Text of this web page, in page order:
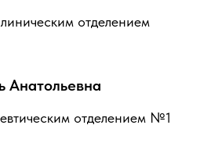
отделением
Анатольевна
отделением №1